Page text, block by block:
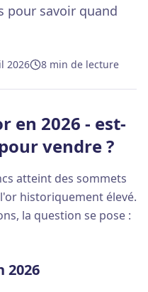
pour savoir quand
2026 8 min de lecture
en 2026 - est-
vendre ?
atteint des sommets
historiquement élevé.
la question se pose :
2026